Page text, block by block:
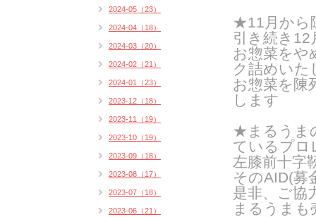
★11月から
引き続き
お惣菜をや
ク詰めいた
お惣菜を陳
します
★まるうま
ているプロ
左膝前十字
そのAID(募
是非、ご協
まるうまも
2024-05（23）
2024-04（18）
2024-03（20）
2024-02（21）
2024-01（23）
2023-12（18）
2023-11（19）
2023-10（19）
2023-09（18）
2023-08（17）
2023-07（18）
2023-06（21）